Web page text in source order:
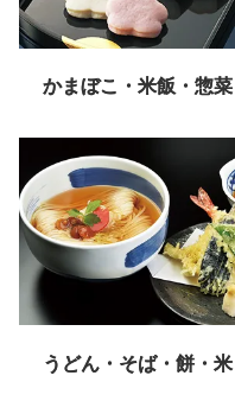
かまぼこ・米飯・惣菜
うどん・そば・餅・米